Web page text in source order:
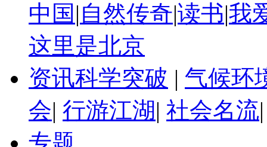
中国 |自然传奇|读书|我
这里是北京
资讯科学突破 | 气候环
会| 行游江湖| 社会名流